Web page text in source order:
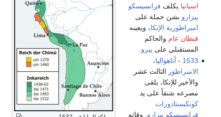
اسبانيا يكلف فرانسيسكو
پيزارو بشن حملة على
امبراطورية الإنكا، ويعينه
قبطان عام والحاكم
المستقبلي على پيرو
1533
- أتاهوالپا،
الامبراطور الثالث عشر
والأخير للإنكا، يلقى
مصرعه شنقاً على يد
كونكيستادورات
فرانسيسكو پيزارو. وفاته